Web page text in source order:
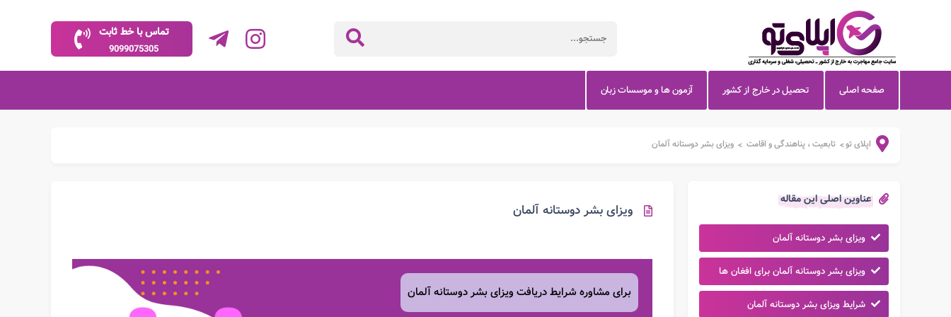
تماس با خط ثابت
9099075305
صفحه اصلی تحصیل در خارج از کشور آزمون ها و موسسات زبان
اپلای تو> تابعیت ، پناهندگی و اقامت > ویزای بشر دوستانه آلمان
عناوین اصلی این مقاله
ویزای بشر دوستانه آلمان
ویزای بشر دوستانه آلمان برای افغان ها
شرایط ویزای بشر دوستانه آلمان
ویزای بشر دوستانه آلمان
برای مشاوره شرایط دریافت ویزای بشر دوستانه آلمان